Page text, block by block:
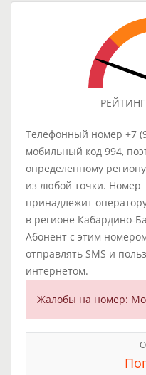
Телефонный номер +7
мобильный код 994,
определенному
из любой точки. Номер
принадлежит
в регионе Кабардино-
Абонент с этим
отправлять SMS и
интернетом.
Жалобы на номер: